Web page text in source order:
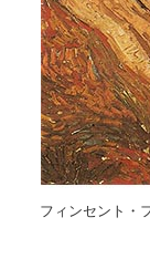
フィンセント・